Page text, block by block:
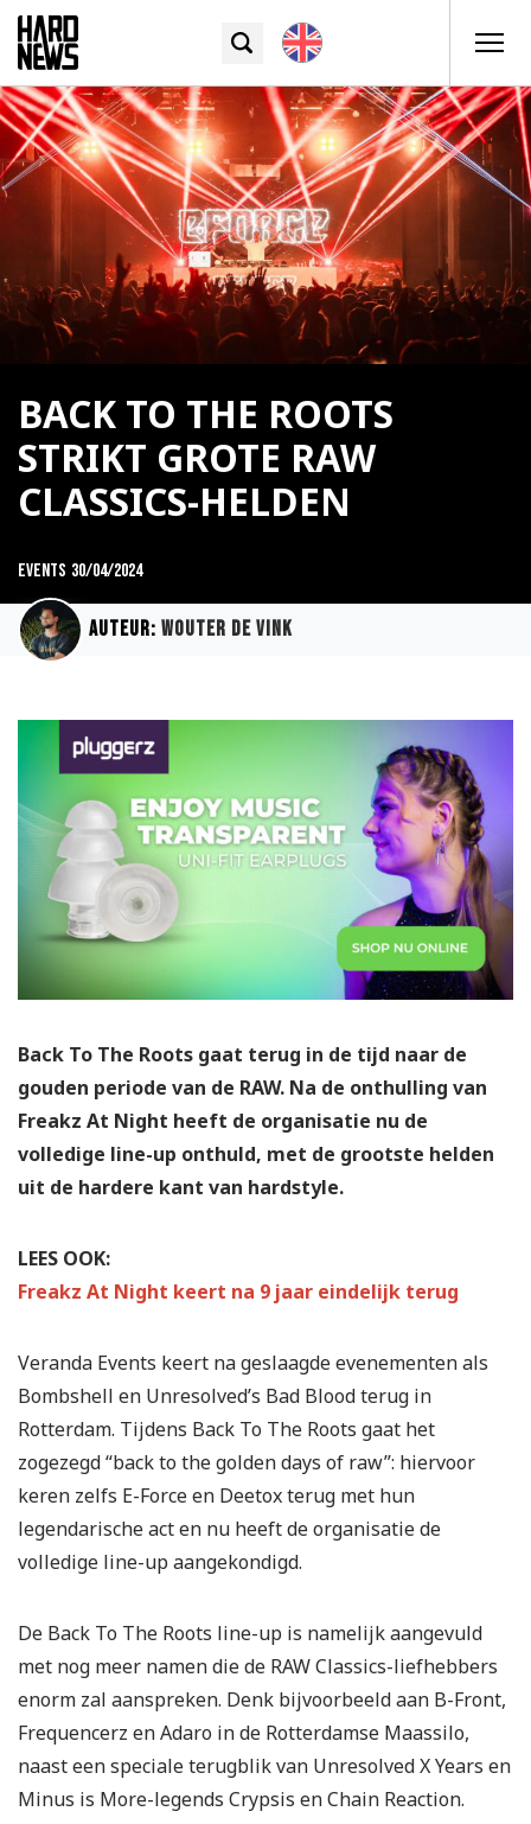
BACK TO THE ROOTS
STRIKT GROTE RAW
CLASSICS-HELDEN
Events 30/04/2024
Auteur: Wouter de Vink
Back To The Roots gaat terug in de tijd naar de
gouden periode van de RAW. Na de onthulling van
Freakz At Night heeft de organisatie nu de
volledige line-up onthuld, met de grootste helden
uit de hardere kant van hardstyle.
LEES OOK:
Freakz At Night keert na 9 jaar eindelijk terug
Veranda Events keert na geslaagde evenementen als
Bombshell en Unresolved’s Bad Blood terug in
Rotterdam. Tijdens Back To The Roots gaat het
zogezegd “back to the golden days of raw”: hiervoor
keren zelfs E-Force en Deetox terug met hun
legendarische act en nu heeft de organisatie de
volledige line-up aangekondigd.
De Back To The Roots line-up is namelijk aangevuld
met nog meer namen die de RAW Classics-liefhebbers
enorm zal aanspreken. Denk bijvoorbeeld aan B-Front,
Frequencerz en Adaro in de Rotterdamse Maassilo,
naast een speciale terugblik van Unresolved X Years en
Minus is More-legends Crypsis en Chain Reaction.